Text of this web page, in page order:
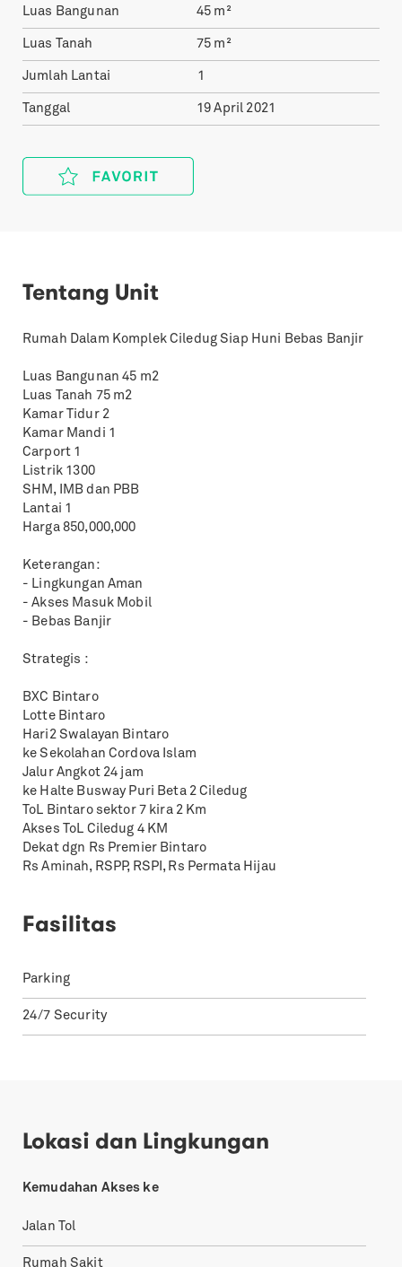
Luas Bangunan 45 m²
Luas Tanah 75 m²
Jumlah Lantai 1
Tanggal 19 April 2021
Tentang Unit
Rumah Dalam Komplek Ciledug Siap Huni Bebas Banjir
Luas Bangunan 45 m2
Luas Tanah 75 m2
Kamar Tidur 2
Kamar Mandi 1
Carport 1
Listrik 1300
SHM, IMB dan PBB
Lantai 1
Harga 850,000,000
Keterangan:
- Lingkungan Aman
- Akses Masuk Mobil
- Bebas Banjir
Strategis :
BXC Bintaro
Lotte Bintaro
Hari2 Swalayan Bintaro
ke Sekolahan Cordova Islam
Jalur Angkot 24 jam
ke Halte Busway Puri Beta 2 Ciledug
ToL Bintaro sektor 7 kira 2 Km
Akses ToL Ciledug 4 KM
Dekat dgn Rs Premier Bintaro
Rs Aminah, RSPP, RSPI, Rs Permata Hijau
Fasilitas
Parking
24/7 Security
Lokasi dan Lingkungan
Kemudahan Akses ke
Jalan Tol
Rumah Sakit